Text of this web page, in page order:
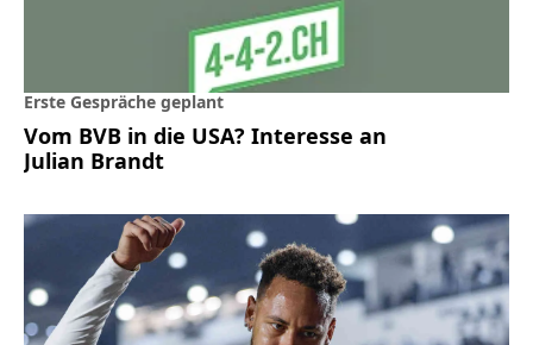
Erste Gespräche geplant
Vom BVB in die USA? Interesse an
Julian Brandt